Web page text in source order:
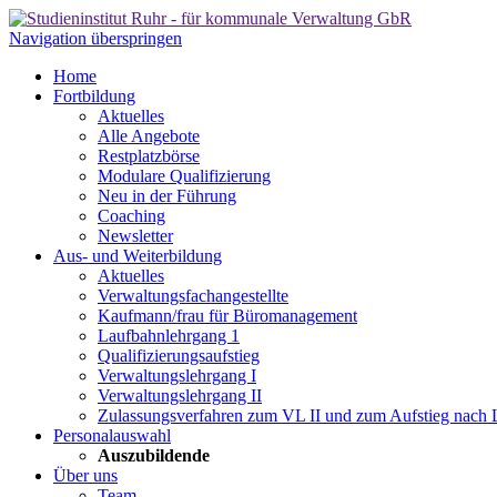
Navigation überspringen
Home
Fortbildung
Aktuelles
Alle Angebote
Restplatzbörse
Modulare Qualifizierung
Neu in der Führung
Coaching
Newsletter
Aus- und Weiterbildung
Aktuelles
Verwaltungsfachangestellte
Kaufmann/frau für Büromanagement
Laufbahnlehrgang 1
Qualifizierungsaufstieg
Verwaltungslehrgang I
Verwaltungslehrgang II
Zulassungsverfahren zum VL II und zum Aufstieg nach
Personalauswahl
Auszubildende
Über uns